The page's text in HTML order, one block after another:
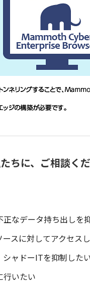
ちに、ご相談く
なデータ持ち出しを
スに対してアクセス
ャドーITを抑制した
行いたい